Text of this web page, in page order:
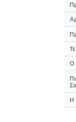
Ο
Η